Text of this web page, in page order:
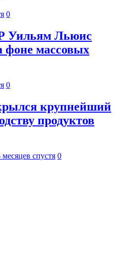
0
Уильям Льюис
фоне массовых
0
крупнейший
продуктов
месяцев спустя 0